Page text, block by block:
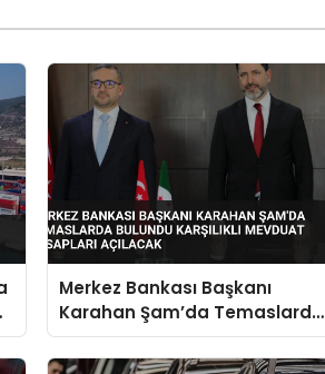
Merkez Bankası Başkanı
Karahan Şam’da Temaslarda
Bulundu Karşılıklı Mevduat
Hesapları Açılacak